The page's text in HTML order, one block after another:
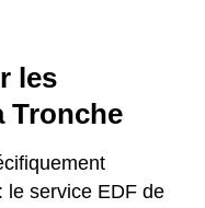
les
Tronche
le service EDF de